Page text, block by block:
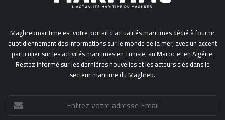
Maghrebmaritime est votre portail d'actualités maritimes dédié à fournir
quotidiennement des informations sur le monde de la mer, avec un accent
particulier sur les activités maritimes en Tunisie, au Maroc et en Algérie.
Restez informé sur les dernières nouvelles et les acteurs clés dans le
secteur maritime du Maghreb.
Entrez
votre